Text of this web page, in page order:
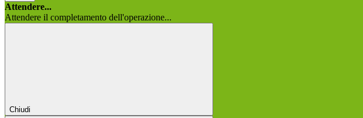
Attendere...
Attendere il completamento dell'operazione...
Chiudi